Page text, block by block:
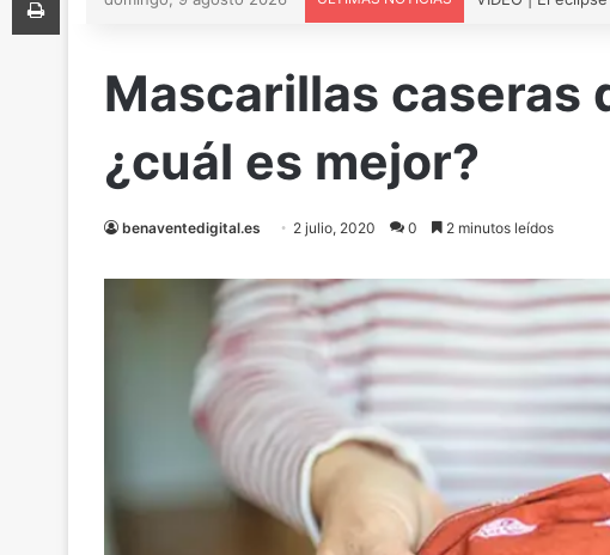
Mascarillas caseras
¿cuál es mejor?
benaventedigital.es 2 julio, 2020 0 2 minutos leídos